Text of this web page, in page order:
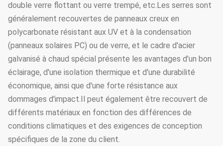
double verre flottant ou verre trempé, etc.Les serres sont
généralement recouvertes de panneaux creux en
polycarbonate résistant aux UV et à la condensation
(panneaux solaires PC) ou de verre, et le cadre d'acier
galvanisé à chaud spécial présente les avantages d'un bon
éclairage, d'une isolation thermique et d'une durabilité
économique, ainsi que d'une forte résistance aux
dommages d'impact.Il peut également être recouvert de
différents matériaux en fonction des différences de
conditions climatiques et des exigences de conception
spécifiques de la zone du client.